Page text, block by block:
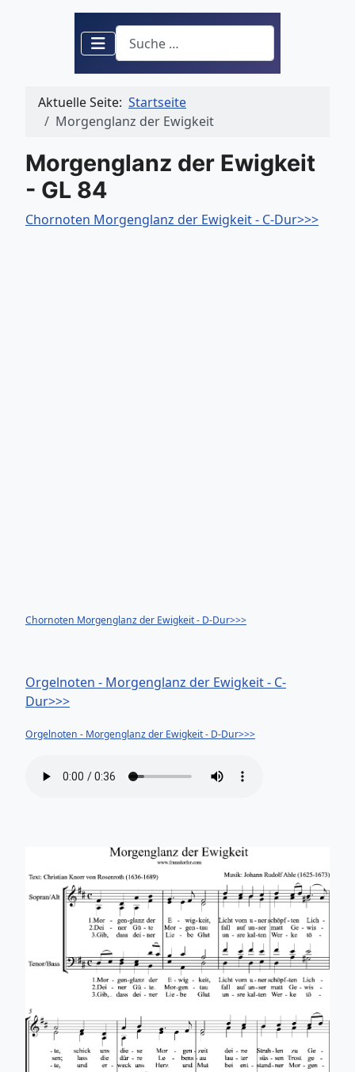
Suchen
Aktuelle Seite: Startseite
Morgenglanz der Ewigkeit
Morgenglanz der Ewigkeit
- GL 84
Chornoten Morgenglanz der Ewigkeit - C-Dur>>>
Chornoten Morgenglanz der Ewigkeit - D-Dur>>>
Orgelnoten - Morgenglanz der Ewigkeit - C-
Dur>>>
Orgelnoten - Morgenglanz der Ewigkeit - D-Dur>>>